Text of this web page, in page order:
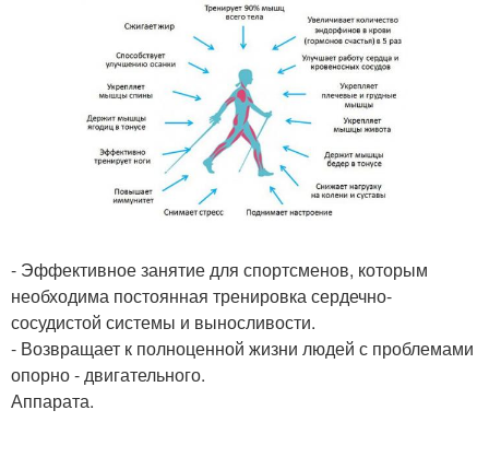
- Эффективное занятие для спортсменов, которым
необходима постоянная тренировка сердечно-
сосудистой системы и выносливости.
- Возвращает к полноценной жизни людей с проблемами
опорно - двигательного.
Аппарата.